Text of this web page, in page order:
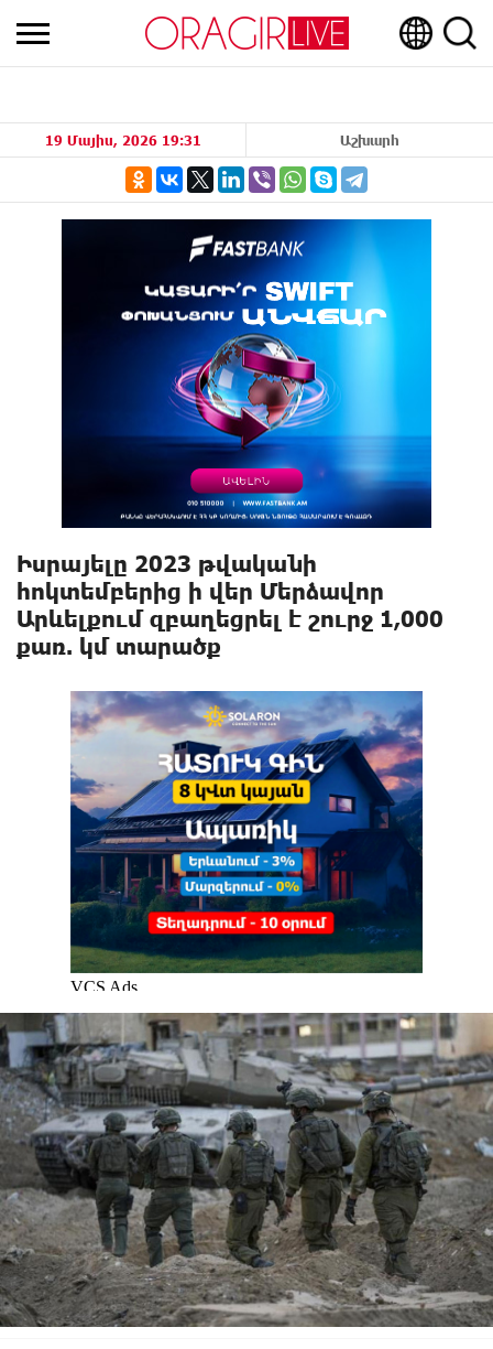
19 Մայիս, 2026 19:31 Աշխարհ
Իսրայելը 2023 թվականի
հոկտեմբերից ի վեր Մերձավոր
Արևելքում զբաղեցրել է շուրջ 1,000
քառ. կմ տարածք